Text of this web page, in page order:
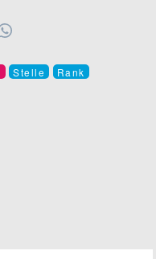
Stelle Rank